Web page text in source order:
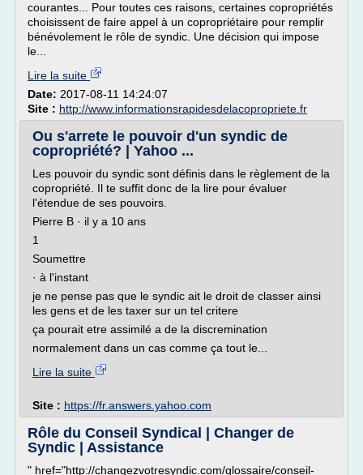
courantes... Pour toutes ces raisons, certaines copropriétés
choisissent de faire appel à un copropriétaire pour remplir
bénévolement le rôle de syndic. Une décision qui impose
le...
Lire la suite
Date: 2017-08-11 14:24:07
Site : http://www.informationsrapidesdelacopropriete.fr
Ou s'arrete le pouvoir d'un syndic de
copropriété? | Yahoo ...
Les pouvoir du syndic sont définis dans le règlement de la
copropriété. Il te suffit donc de la lire pour évaluer
l'étendue de ses pouvoirs.
Pierre B · il y a 10 ans
1
Soumettre
· à l'instant
je ne pense pas que le syndic ait le droit de classer ainsi
les gens et de les taxer sur un tel critere
ça pourait etre assimilé a de la discremination
normalement dans un cas comme ça tout le...
Lire la suite
Site : https://fr.answers.yahoo.com
Rôle du Conseil Syndical | Changer de
Syndic | Assistance
" href="http://changezvotresyndic.com/glossaire/conseil-